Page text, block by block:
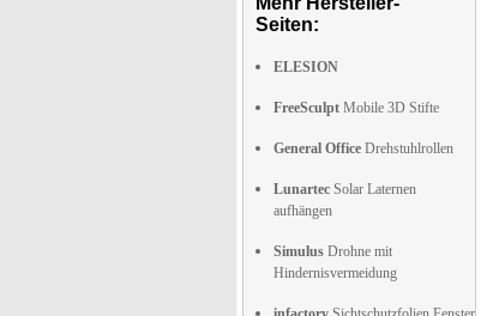
Seiten:
ELESION
FreeSculpt Mobile 3D Stifte
General Office Drehstuhlrollen
Lunartec Solar Laternen
aufhängen
Simulus Drohne mit
Hindernisvermeidung